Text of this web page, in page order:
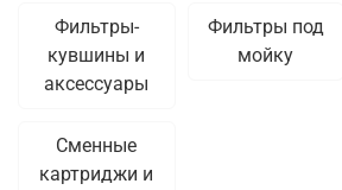
Фильтры-
кувшины и
аксессуары
Фильтры под
мойку
Сменные
картриджи и